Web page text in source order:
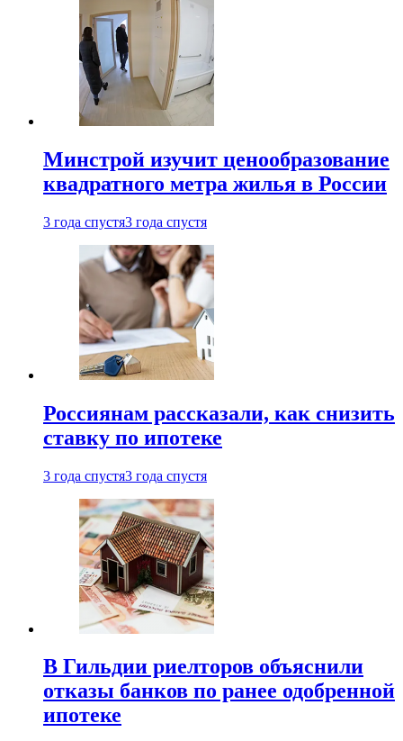
Минстрой изучит ценообразование
квадратного метра жилья в России
3 года спустя3 года спустя
Россиянам рассказали, как снизить
ставку по ипотеке
3 года спустя3 года спустя
В Гильдии риелторов объяснили
отказы банков по ранее одобренной
ипотеке